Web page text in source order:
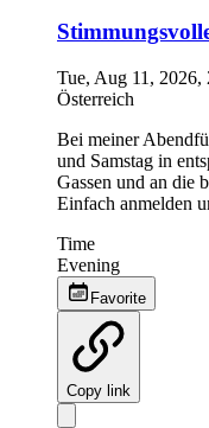
Tue, Aug 11, 2026,
Österreich
Bei meiner
und Samstag in
Gassen und an die
Einfach anmelden
Time
Evening
Favorite
Copy link